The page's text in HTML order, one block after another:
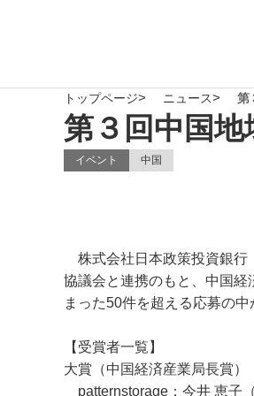
トップページ ニュース 第
第３回中国
イベント 中国
株式会社日本政策投資銀行
協議会と連携のもと、中国
まった50件を超える応募の
【受賞者一覧】
大賞（中国経済産業局長賞）
patternstorage：今井 恵子